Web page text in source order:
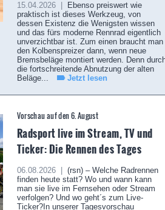
15.04.2026 |
Ebenso preiswert wie
praktisch ist dieses Werkzeug, von
dessen Existenz die Wenigsten wissen
und das fürs moderne Rennrad eigentlich
unverzichtbar ist. Zum einen braucht man
den Kolbenspreizer dann, wenn neue
Bremsbeläge montiert werden. Denn
die fortschreitende Abnutzung der alten
Beläge...
Jetzt lesen
Vorschau auf den 6. August
Radsport live im Stream, TV und
Ticker: Die Rennen des Tages
06.08.2026 |
(rsn) – Welche Radrennen
finden heute statt? Wo und wann kann
man sie live im Fernsehen oder Stream
verfolgen? Und wo geht´s zum Live-
Ticker?In unserer Tagesvorschau